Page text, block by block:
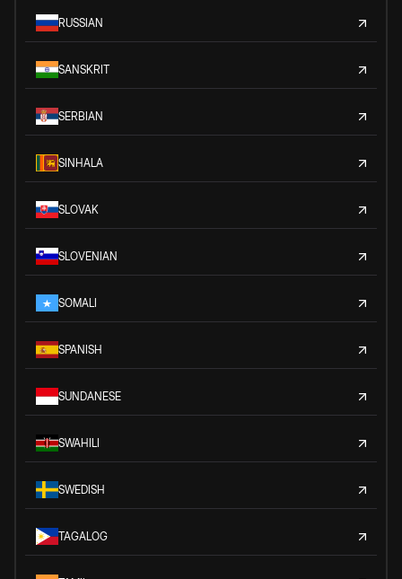
RUSSIAN
SANSKRIT
SERBIAN
SINHALA
SLOVAK
SLOVENIAN
SOMALI
SPANISH
SUNDANESE
SWAHILI
SWEDISH
TAGALOG